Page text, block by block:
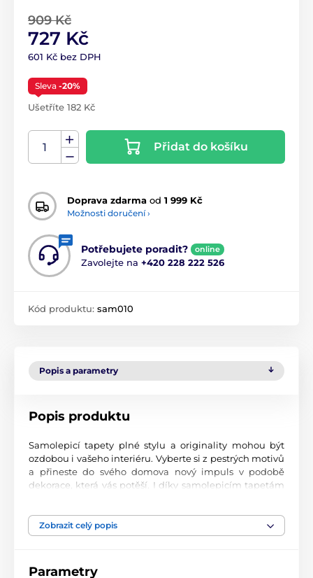
909 Kč
727 Kč
601 Kč bez DPH
Sleva -20%
Ušetříte 182 Kč
Přidat do košíku
Doprava zdarma od 1 999 Kč
Možnosti doručení ›
Potřebujete poradit? online
Zavolejte na +420 228 222 526
Kód produktu: sam010
Popis a parametry
Popis produktu
Samolepicí tapety plné stylu a originality mohou být
ozdobou i vašeho interiéru. Vyberte si z pestrých motivů
a přineste do svého domova nový impuls v podobě
dekorace, která vás potěší. I díky samolepicím tapetám
Perfektní tiskové zpracování
materiál s jemným povrchem a matným vzhledem. Tisk
Zobrazit celý popis
Parametry